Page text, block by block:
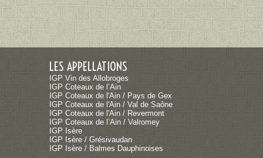
LES APPELLATIONS
IGP Vin des Allobroges
IGP Coteaux de l’Ain
IGP Coteaux de l'Ain / Pays de Gex
IGP Coteaux de l'Ain / Val de Saône
IGP Coteaux de l'Ain / Revermont
IGP Coteaux de l’Ain / Valromey
IGP Isère
IGP Isère / Grésivaudan
IGP Isère / Balmes Dauphinoises